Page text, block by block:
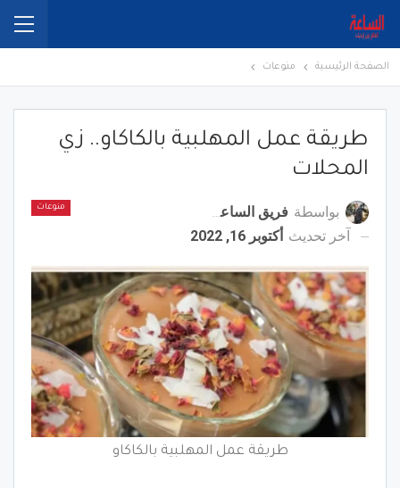
الصفحة الرئيسية منوعات
طريقة عمل المهلبية بالكاكاو.. زي
المحلات
منوعات بواسطة فريق الساعة برس
آخر تحديث أكتوبر 16, 2022
طريقة عمل المهلبية بالكاكاو